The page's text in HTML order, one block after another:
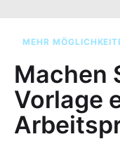
MEHR
Machen
Vorlage